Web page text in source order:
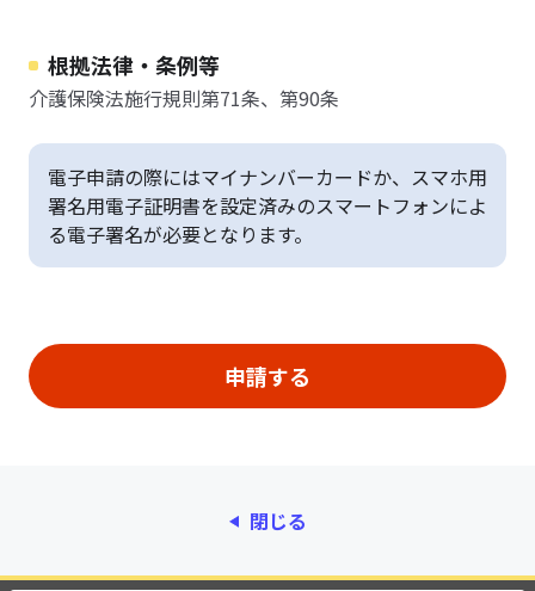
根拠法律・条例等
介護保険法施行規則第71条、第90条
電子申請の際にはマイナンバーカードか、スマホ用
署名用電子証明書を設定済みのスマートフォンによ
る電子署名が必要となります。
閉じる